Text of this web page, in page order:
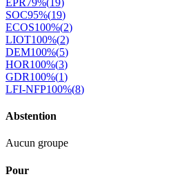
SOC95%(19)
ECOS100%(2)
LIOT100%(2)
DEM100%(5)
HOR100%(3)
GDR100%(1)
LFI-NFP100%(8)
Abstention
Aucun groupe
Pour